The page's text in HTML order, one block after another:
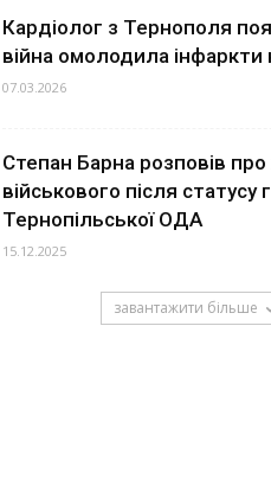
Кардіолог з Тернополя
війна омолодила інфаркти
07.03.2026
Степан Барна розповів
військового після статусу
Тернопільської ОДА
15.12.2025
завантажити більше